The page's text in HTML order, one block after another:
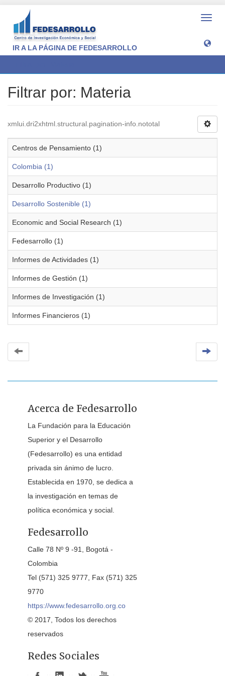
IR A LA PÁGINA DE FEDESARROLLO
Filtrar por: Materia
xmlui.dri2xhtml.structural.pagination-info.nototal
Centros de Pensamiento (1)
Colombia (1)
Desarrollo Productivo (1)
Desarrollo Sostenible (1)
Economic and Social Research (1)
Fedesarrollo (1)
Informes de Actividades (1)
Informes de Gestión (1)
Informes de Investigación (1)
Informes Financieros (1)
Acerca de Fedesarrollo
La Fundación para la Educación
Superior y el Desarrollo
(Fedesarrollo) es una entidad
privada sin ánimo de lucro.
Establecida en 1970, se dedica a
la investigación en temas de
política económica y social.
Fedesarrollo
Calle 78 Nº 9 -91, Bogotá -
Colombia
Tel (571) 325 9777, Fax (571) 325
9770
https://www.fedesarrollo.org.co
© 2017, Todos los derechos
reservados
Redes Sociales